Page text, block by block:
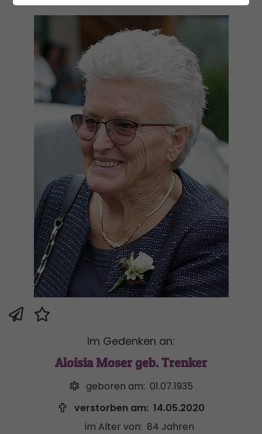
Im Gedenken an:
Aloisia Moser geb. Trenker
geboren am: 01.07.1935
verstorben am: 14.05.2020
im Alter von: 84 Jahren